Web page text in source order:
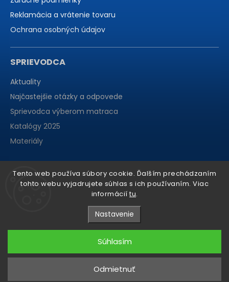
Tento web používa súbory cookie. Ďalším prechádzaním
tohto webu vyjadrujete súhlas s ich používaním. Viac
informácií tu.
Nastavenie
Odmietnuť
Súhlasím
Reklamácia a vrátenie tovaru
Ochrana osobných údajov
SPRIEVODCA
Aktuality
Najčastejšie otázky a odpovede
Sprievodca výberom matraca
Katalógy 2025
Materiály
Copyright 2026matraCentrum. Všetky práva vyhradené.
Grafický návrh vytvořil a nakódoval